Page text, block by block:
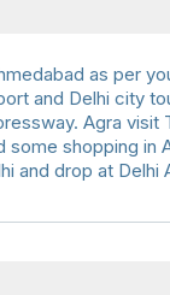
as per
and Delhi city
Agra visit
shopping in
and drop at